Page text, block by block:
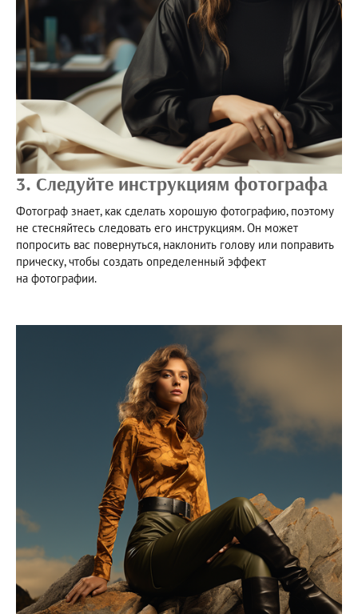
3. Следуйте инструкциям фотографа
Фотограф знает, как сделать хорошую фотографию, поэтому
не стесняйтесь следовать его инструкциям. Он может
попросить вас повернуться, наклонить голову или поправить
прическу, чтобы создать определенный эффект
на фотографии.